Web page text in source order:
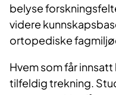
belyse
videre
ortopediske
Hvem som får
tilfeldig trekning.